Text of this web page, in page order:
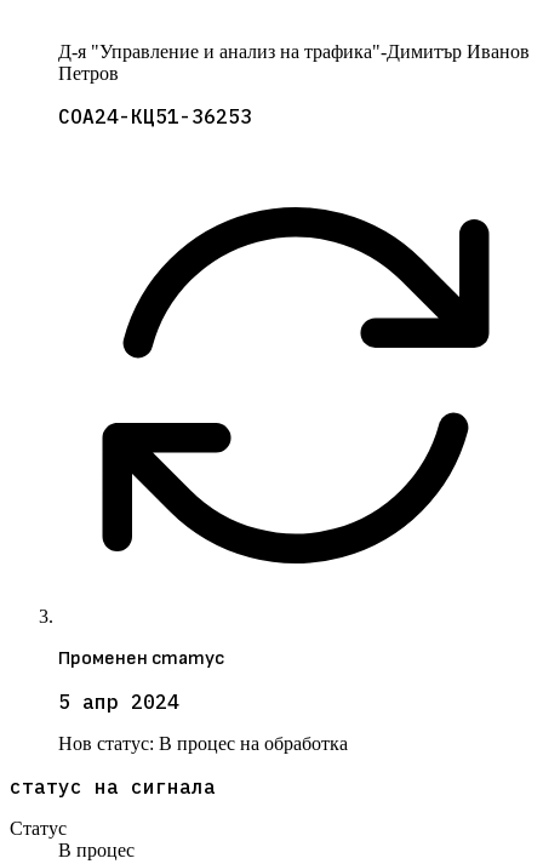
Д-я "Управление и анализ на трафика"-Димитър Иванов
Петров
СОА24-КЦ51-36253
Променен статус
5 апр 2024
Нов статус: В процес на обработка
статус на сигнала
Статус
В процес